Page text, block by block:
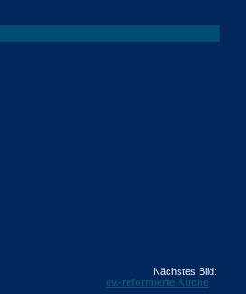
Nächstes Bild:
ev.-reformierte Kirche